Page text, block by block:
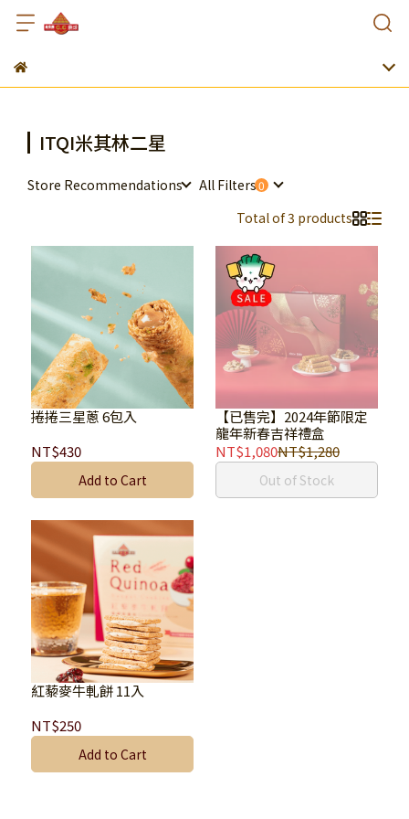
ITQI米其林二星
Store Recommendations
All Filters
Total of 3 products
捲捲三星蔥 6包入
NT$430
Add to Cart
【已售完】2024年節限定
龍年新春吉祥禮盒
NT$1,080NT$1,280
Out of Stock
紅藜麥牛軋餅 11入
NT$250
Add to Cart